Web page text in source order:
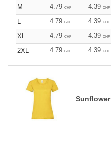
M
4.79 CHF 4.39 CHF
L
4.79 CHF 4.39 CHF
XL
4.79 CHF 4.39 CHF
2XL
4.79 CHF 4.39 CHF
Sunflower